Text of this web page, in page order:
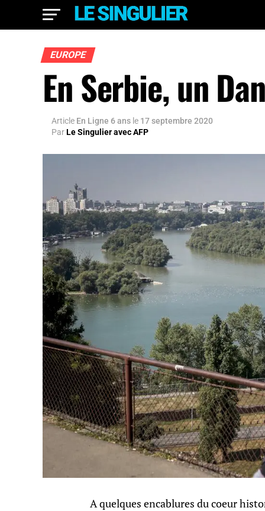
EUROPE
En Serbie, un
Article En Ligne 6 ans le 17 septembre 2020
ParLe Singulier avec AFP
A quelques encablures du coeur